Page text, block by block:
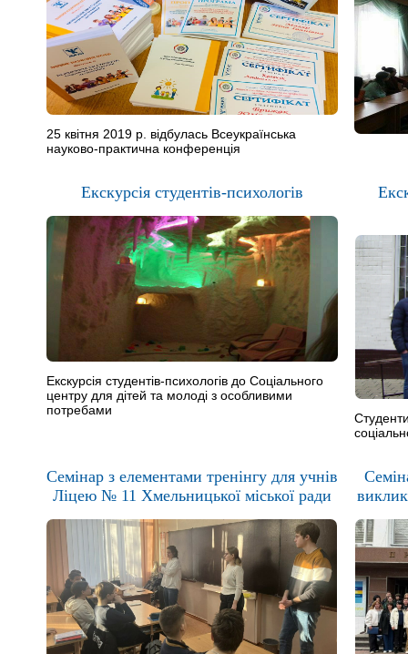
25 квітня 2019 р. відбулась Всеукраїнська
науково-практична конференція
Екскурсія студентів-психологів
Екскурсія студентів-психологів до Соціального
центру для дітей та молоді з особливими
потребами
Cемінар з елементами тренінгу для учнів
Ліцею № 11 Хмельницької міської ради